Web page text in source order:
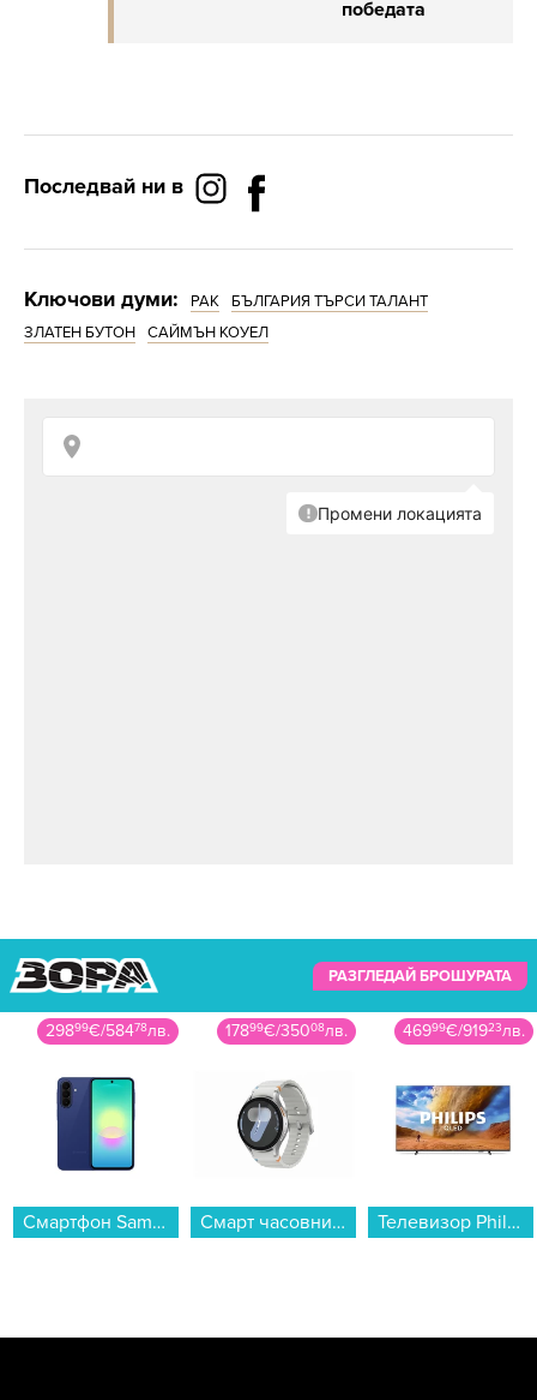
победата
Последвай ни в
Ключови думи: РАК
БЪЛГАРИЯ ТЪРСИ ТАЛАНТ
ЗЛАТЕН БУТОН
САЙМЪН КОУЕЛ
РАЗГЛЕДАЙ БРОШУРАТА
29899€/58478лв.
Смартфон Samsung GALAXY A27 5G 128/6 BLUE SM-A276BZBB , 128 GB, 6 GB...
17899€/35008лв.
Смарт часовник Samsung GALAXY WATCH 7 44MM SILVER SM-L310NZSA , 1.47 , 2 , 32GB вградена памет...
46999€/91923лв.
Телевизор Philips 65PUS7810/12 , 164 см, 3840x2160 UHD-4K , 65 inch, QLED ...